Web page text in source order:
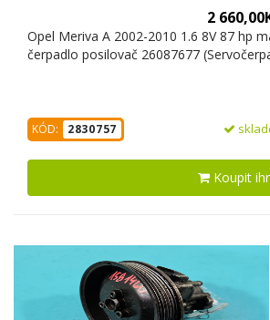
2
Opel Meriva A 2002-2010 1.6 8V 87 hp
čerpadlo posilovač 26087677
KÓD: 2830757
Koupit